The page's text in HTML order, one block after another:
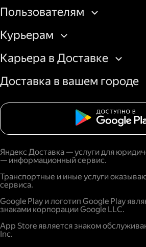
Пользователям
Курьерам
Карьера в Доставке
Доставка в вашем городе
Яндекс Доставка — услуги для
— информационный сервис.
Транспортные и иные услуги
сервиса.
Google Play и логотип Google Play
знаками корпорации Google LLC.
App Store является знаком
Inc.